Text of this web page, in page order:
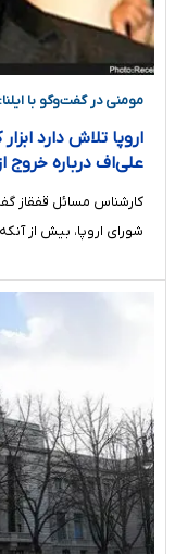
مومنی در گفت‌وگو با ایلنا:
اروپا تلاش دارد
علی‌اف درباره خروج
کارشناس مسائل قفقاز
شورای اروپا، بیش از